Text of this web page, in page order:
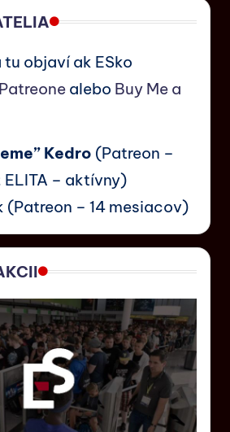
tu objaví ak ESko
Patreone alebo Buy Me a
Kedro (Patreon –
– aktívny)
(Patreon – 14 mesiacov)